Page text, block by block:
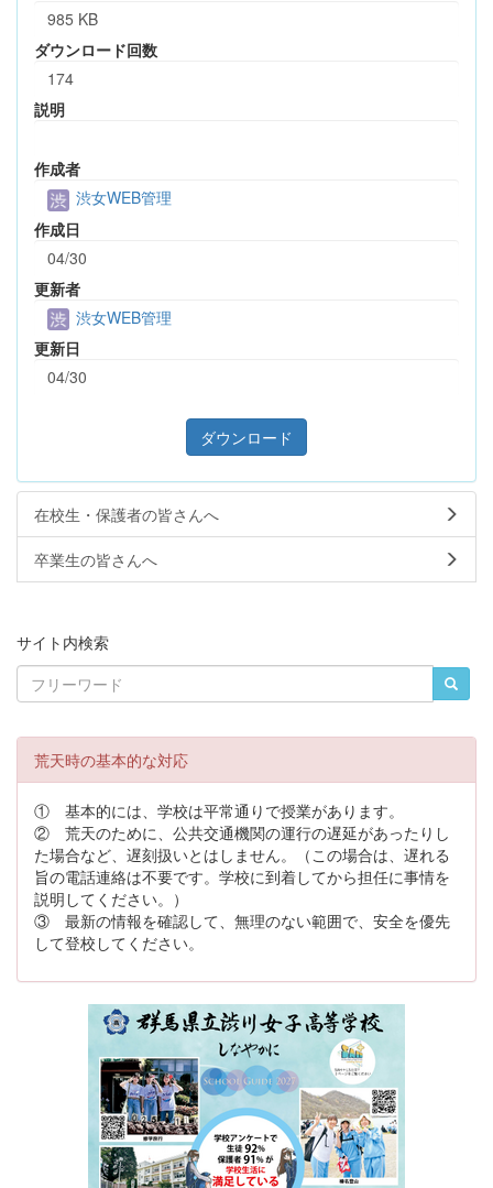
985 KB
ダウンロード回数
174
説明
作成者
渋女WEB管理
作成日
04/30
更新者
渋女WEB管理
更新日
04/30
ダウンロード
在校生・保護者の皆さんへ
卒業生の皆さんへ
サイト内検索
荒天時の基本的な対応
① 基本的には、学校は平常通りで授業があります。
② 荒天のために、公共交通機関の運行の遅延があったりし
た場合など、遅刻扱いとはしません。（この場合は、遅れる
旨の電話連絡は不要です。学校に到着してから担任に事情を
説明してください。）
③ 最新の情報を確認して、無理のない範囲で、安全を優先
して登校してください。